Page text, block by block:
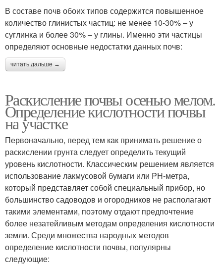
В составе почв обоих типов содержится повышенное
количество глинистых частиц: не менее 10-30% – у
суглинка и более 30% – у глины. Именно эти частицы
определяют основные недостатки данных почв:
читать дальше →
Раскисление почвы осенью мелом.
Определение кислотности почвы
на участке
Первоначально, перед тем как принимать решение о
раскислении грунта следует определить текущий
уровень кислотности. Классическим решением является
использование лакмусовой бумаги или PH-метра,
который представляет собой специальный прибор, но
большинство садоводов и огородников не располагают
такими элементами, поэтому отдают предпочтение
более незатейливым методам определения кислотности
земли. Среди множества народных методов
определение кислотности почвы, популярны
следующие: